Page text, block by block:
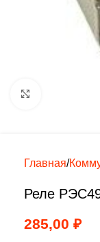
Главная
Реле
285,00 ₽